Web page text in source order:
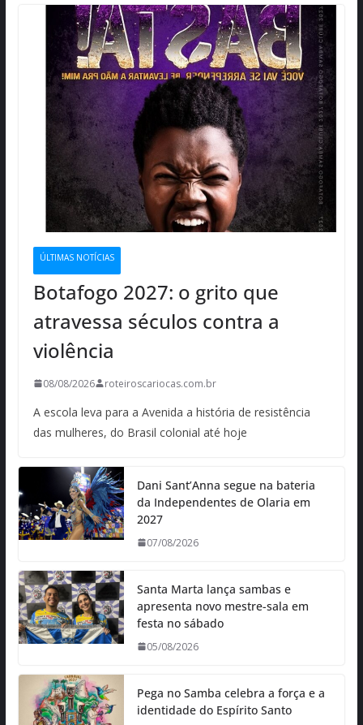
ÚLTIMAS NOTÍCIAS
Botafogo 2027: o grito que
atravessa séculos contra a
violência
08/08/2026 roteiroscariocas.com.br
A escola leva para a Avenida a história de resistência
das mulheres, do Brasil colonial até hoje
Dani Sant’Anna segue na bateria
da Independentes de Olaria em
2027
07/08/2026
Santa Marta lança sambas e
apresenta novo mestre-sala em
festa no sábado
05/08/2026
Pega no Samba celebra a força e a
identidade do Espírito Santo